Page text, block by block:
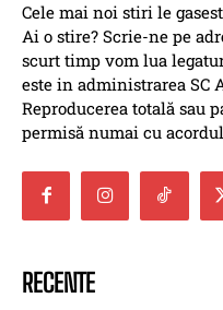
Cele mai noi stiri le
Ai o stire? Scrie-ne pe
scurt timp vom lua
este in administrarea SC
Reproducerea totală sau
permisă numai cu
RECENTE